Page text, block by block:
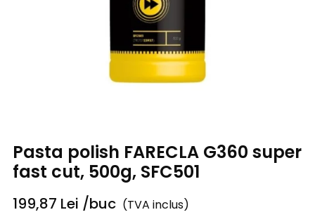
Pasta polish FARECLA G360 super
fast cut, 500g, SFC501
199,87 Lei /buc (TVA inclus)